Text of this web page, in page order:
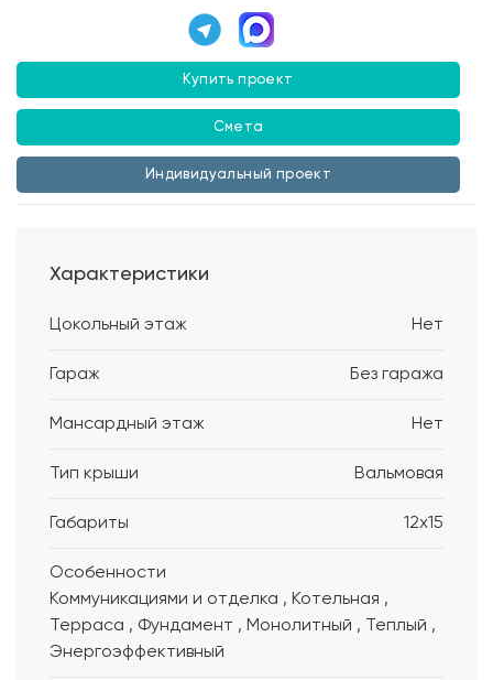
Купить проект
Смета
Индивидуальный проект
Характеристики
Цокольный этаж Нет
Гараж Без гаража
Мансардный этаж Нет
Тип крыши Вальмовая
Габариты 12x15
Особенности
Коммуникациями и отделка , Котельная ,
Терраса , Фундамент , Монолитный , Теплый ,
Энергоэффективный